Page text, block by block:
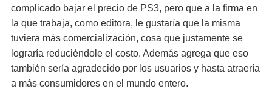
complicado bajar el precio de PS3, pero que a la firma en
la que trabaja, como editora, le gustaría que la misma
tuviera más comercialización, cosa que justamente se
lograría reduciéndole el costo. Además agrega que eso
también sería agradecido por los usuarios y hasta atraería
a más consumidores en el mundo entero.